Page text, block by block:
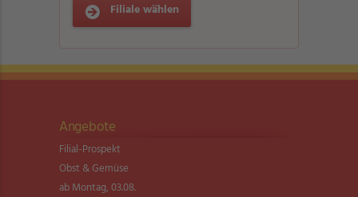
Filiale wählen
Angebote
Filial-Prospekt
Obst & Gemüse
ab Montag, 03.08.